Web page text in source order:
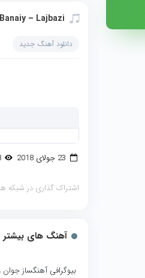
– Lajbazi
دانلود آهنگ جدید
48,588 دانلود
اشتراک گذاری در شبکه
آهنگ های بیشتر
بیوگرافی آهنگساز